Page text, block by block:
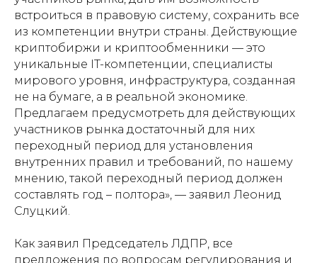
встроиться в правовую систему, сохранить все
из компетенции внутри страны. Действующие
криптобиржи и криптообменники — это
уникальные IT-компетенции, специалисты
мирового уровня, инфраструктура, созданная
не на бумаге, а в реальной экономике.
Предлагаем предусмотреть для действующих
участников рынка достаточный для них
переходный период для установления
внутренних правил и требований, по нашему
мнению, такой переходный период должен
составлять год – полтора», — заявил Леонид
Слуцкий.
Как заявил Председатель ЛДПР, все
предложения по вопросам регулирования и